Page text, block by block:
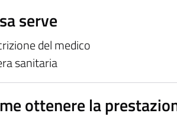
serve
del medico
sanitaria
ottenere la